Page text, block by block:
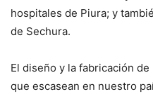
hospitales de Piura; y
de Sechura.
El diseño y la fabricación
que escasean en nuestro